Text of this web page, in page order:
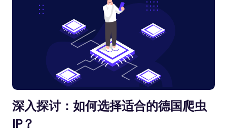
深入探讨：如何选择适合的德国爬虫
IP？